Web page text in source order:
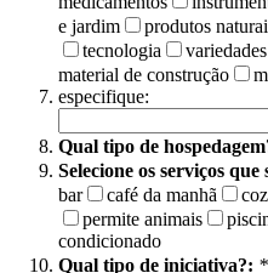
e jardim
produtos
tecnologia
variedades
material de construção
especifique:
Qual tipo de
Selecione os serviços
bar
café da manhã
permite animais
condicionado
Qual tipo de iniciativa?: *